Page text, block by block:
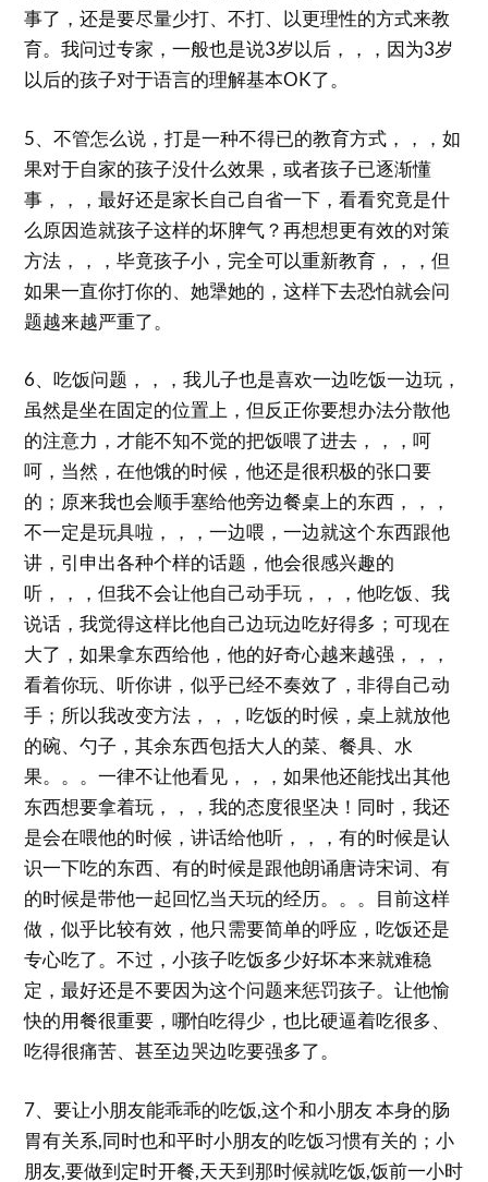
事了，还是要尽量少打、不打、以更理性的方式来教
育。我问过专家，一般也是说3岁以后，，，因为3岁
以后的孩子对于语言的理解基本OK了。
5、不管怎么说，打是一种不得已的教育方式，，，如
果对于自家的孩子没什么效果，或者孩子已逐渐懂
事，，，最好还是家长自己自省一下，看看究竟是什
么原因造就孩子这样的坏脾气？再想想更有效的对策
方法，，，毕竟孩子小，完全可以重新教育，，，但
如果一直你打你的、她犟她的，这样下去恐怕就会问
题越来越严重了。
6、吃饭问题，，，我儿子也是喜欢一边吃饭一边玩，
虽然是坐在固定的位置上，但反正你要想办法分散他
的注意力，才能不知不觉的把饭喂了进去，，，呵
呵，当然，在他饿的时候，他还是很积极的张口要
的；原来我也会顺手塞给他旁边餐桌上的东西，，，
不一定是玩具啦，，，一边喂，一边就这个东西跟他
讲，引申出各种个样的话题，他会很感兴趣的
听，，，但我不会让他自己动手玩，，，他吃饭、我
说话，我觉得这样比他自己边玩边吃好得多；可现在
大了，如果拿东西给他，他的好奇心越来越强，，，
看着你玩、听你讲，似乎已经不奏效了，非得自己动
手；所以我改变方法，，，吃饭的时候，桌上就放他
的碗、勺子，其余东西包括大人的菜、餐具、水
果。。。一律不让他看见，，，如果他还能找出其他
东西想要拿着玩，，，我的态度很坚决！同时，我还
是会在喂他的时候，讲话给他听，，，有的时候是认
识一下吃的东西、有的时候是跟他朗诵唐诗宋词、有
的时候是带他一起回忆当天玩的经历。。。目前这样
做，似乎比较有效，他只需要简单的呼应，吃饭还是
专心吃了。不过，小孩子吃饭多少好坏本来就难稳
定，最好还是不要因为这个问题来惩罚孩子。让他愉
快的用餐很重要，哪怕吃得少，也比硬逼着吃很多、
吃得很痛苦、甚至边哭边吃要强多了。
7、要让小朋友能乖乖的吃饭,这个和小朋友 本身的肠
胃有关系,同时也和平时小朋友的吃饭习惯有关的；小
朋友,要做到定时开餐,天天到那时候就吃饭,饭前一小时